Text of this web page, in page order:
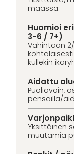
maassa.
Huomioi
3-6 / 7+)
Vähintään
kullekin
Aidattu
Puoliavoin,
pensailla/
Yksittäinen
muutamia